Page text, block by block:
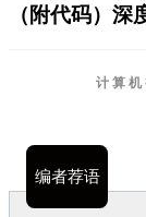
（附代码）
计算
编者荐语